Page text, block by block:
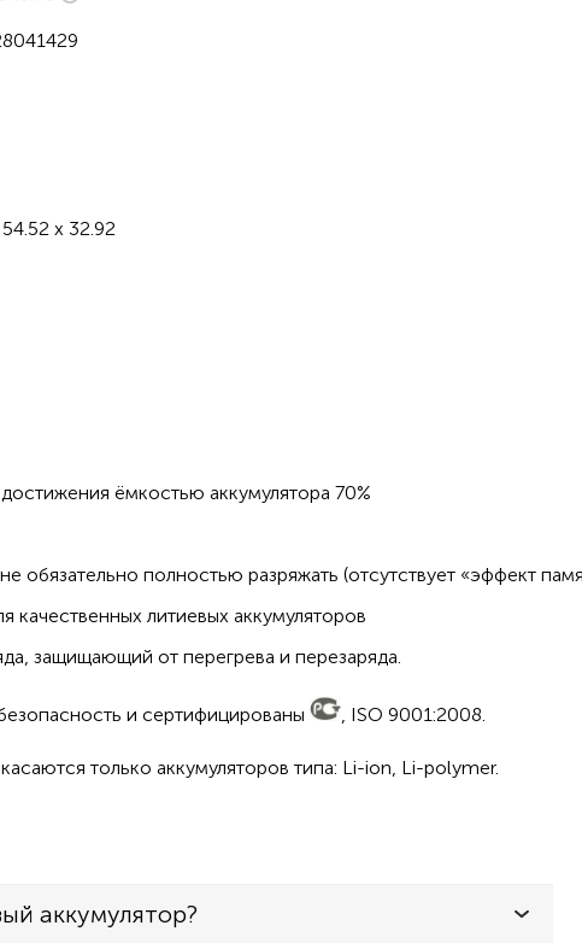
x 32.92
ёмкостью аккумулятора 70%
обязательно полностью разряжать (отсутствует «эффект
качественных литиевых аккумуляторов
защищающий от перегрева и перезаряда.
и сертифицированы , ISO 9001:2008.
только аккумуляторов типа: Li-ion, Li-polymer.
аккумулятор?